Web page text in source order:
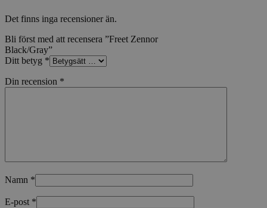
Det finns inga recensioner än.
Bli först med att recensera ”Freet Zennor
Black/Gray”
Ditt betyg *
Din recension *
Namn *
E-post *